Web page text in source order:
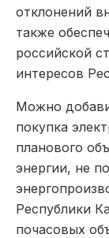
отклонений
также
российской
интересов
Можно
покупка
планового
энергии, не
Республики
почасовых